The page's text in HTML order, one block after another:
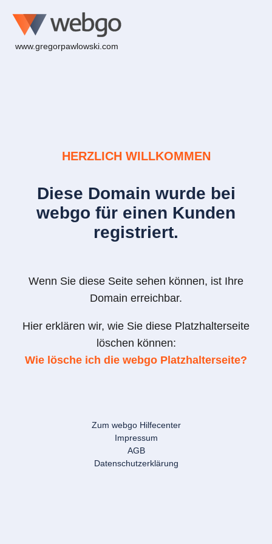
www.gregorpawlowski.com
HERZLICH WILLKOMMEN
Diese Domain wurde bei
webgo für einen Kunden
registriert.
Wenn Sie diese Seite sehen können, ist Ihre
Domain erreichbar.
Hier erklären wir, wie Sie diese Platzhalterseite
löschen können:
Wie lösche ich die webgo Platzhalterseite?
Zum webgo Hilfecenter
Impressum
AGB
Datenschutzerklärung